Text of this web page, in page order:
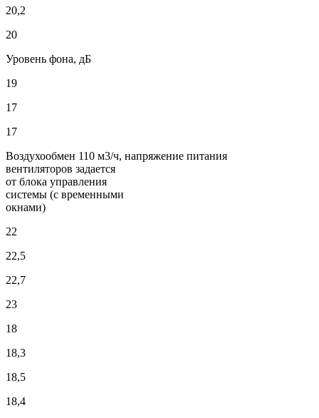
20,2
20
Уровень фона, дБ
19
17
17
Воздухообмен 110 м3/ч, напряжение питания
вентиляторов задается
от блока управления
системы (с временными
окнами)
22
22,5
22,7
23
18
18,3
18,5
18,4